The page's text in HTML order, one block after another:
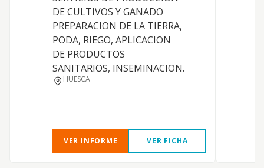
DE CULTIVOS Y GANADO
PREPARACION DE LA TIERRA,
PODA, RIEGO, APLICACION
DE PRODUCTOS
SANITARIOS, INSEMINACION.
HUESCA
VER INFORME VER FICHA